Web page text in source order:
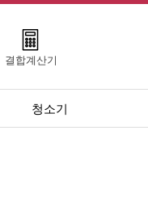
결합계산기
청소기